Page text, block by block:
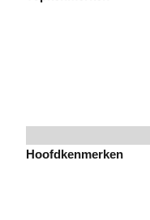
Hoofdkenmerken